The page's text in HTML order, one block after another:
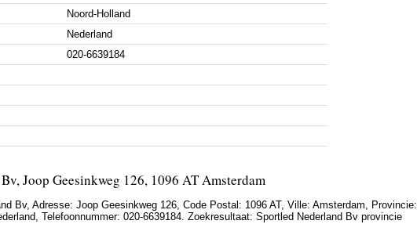
Noord-Holland
Nederland
020-6639184
Joop Geesinkweg 126, 1096 AT Amsterdam
Bv, Adresse: Joop Geesinkweg 126, Code Postal: 1096 AT, Ville: Amsterdam, Provincie:
, Telefoonnummer: 020-6639184. Zoekresultaat: Sportled Nederland Bv provincie